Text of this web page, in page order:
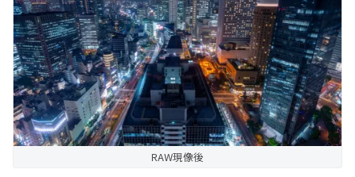
RAW現像後